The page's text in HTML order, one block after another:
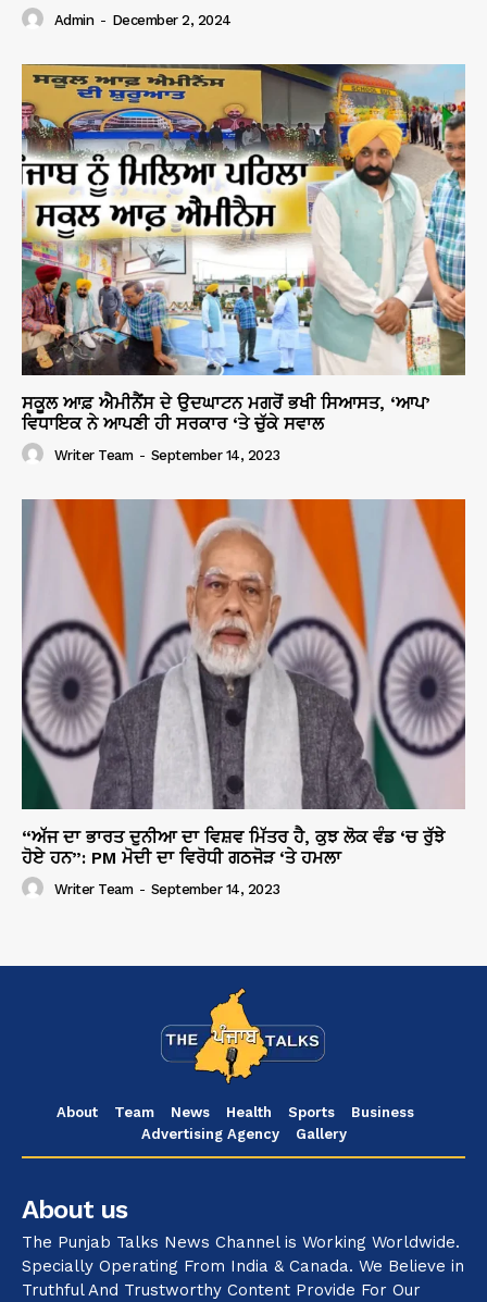
Admin - December 2, 2024
ਸਕੂਲ ਆਫ਼ ਐਮੀਨੈਂਸ ਦੇ ਉਦਘਾਟਨ ਮਗਰੋਂ ਭਖੀ ਸਿਆਸਤ, ‘ਆਪ’
ਵਿਧਾਇਕ ਨੇ ਆਪਣੀ ਹੀ ਸਰਕਾਰ ‘ਤੇ ਚੁੱਕੇ ਸਵਾਲ
Writer Team - September 14, 2023
“ਅੱਜ ਦਾ ਭਾਰਤ ਦੁਨੀਆ ਦਾ ਵਿਸ਼ਵ ਮਿੱਤਰ ਹੈ, ਕੁਝ ਲੋਕ ਵੰਡ ‘ਚ ਰੁੱਝੇ
ਹੋਏ ਹਨ”: PM ਮੋਦੀ ਦਾ ਵਿਰੋਧੀ ਗਠਜੋੜ ‘ਤੇ ਹਮਲਾ
Writer Team - September 14, 2023
About Team News Health Sports
Business
Advertising Agency
Gallery
About us
The Punjab Talks News Channel is Working Worldwide.
Specially Operating From India & Canada. We Believe in
Truthful And Trustworthy Content Provide For Our